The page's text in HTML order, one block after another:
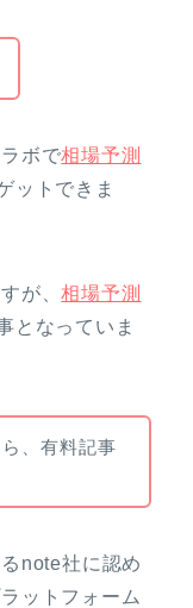
ボで相場予測
ットできま
が、相場予測
となっていま
、有料記事
note社に認め
ットフォーム